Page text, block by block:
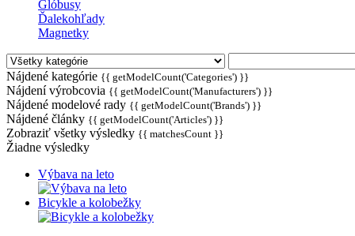
Glóbusy
Ďalekohľady
Magnetky
Nájdené kategórie {{ getModelCount('Categories') }}
Nájdení výrobcovia {{ getModelCount('Manufacturers') }}
Nájdené modelové rady {{ getModelCount('Brands') }}
Nájdené články {{ getModelCount('Articles') }}
Zobraziť všetky výsledky {{ matchesCount }}
Žiadne výsledky
Výbava na leto
Bicykle a kolobežky